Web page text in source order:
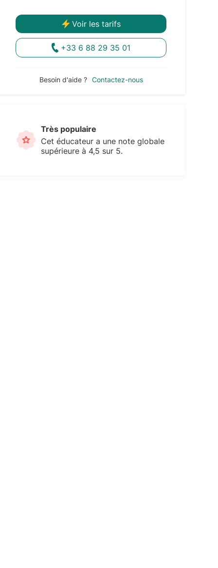
Voir les tarifs
+33 6 88 29 35 01
Besoin d'aide ? Contactez-nous
Très populaire
Cet éducateur a une note globale
supérieure à 4,5 sur 5.